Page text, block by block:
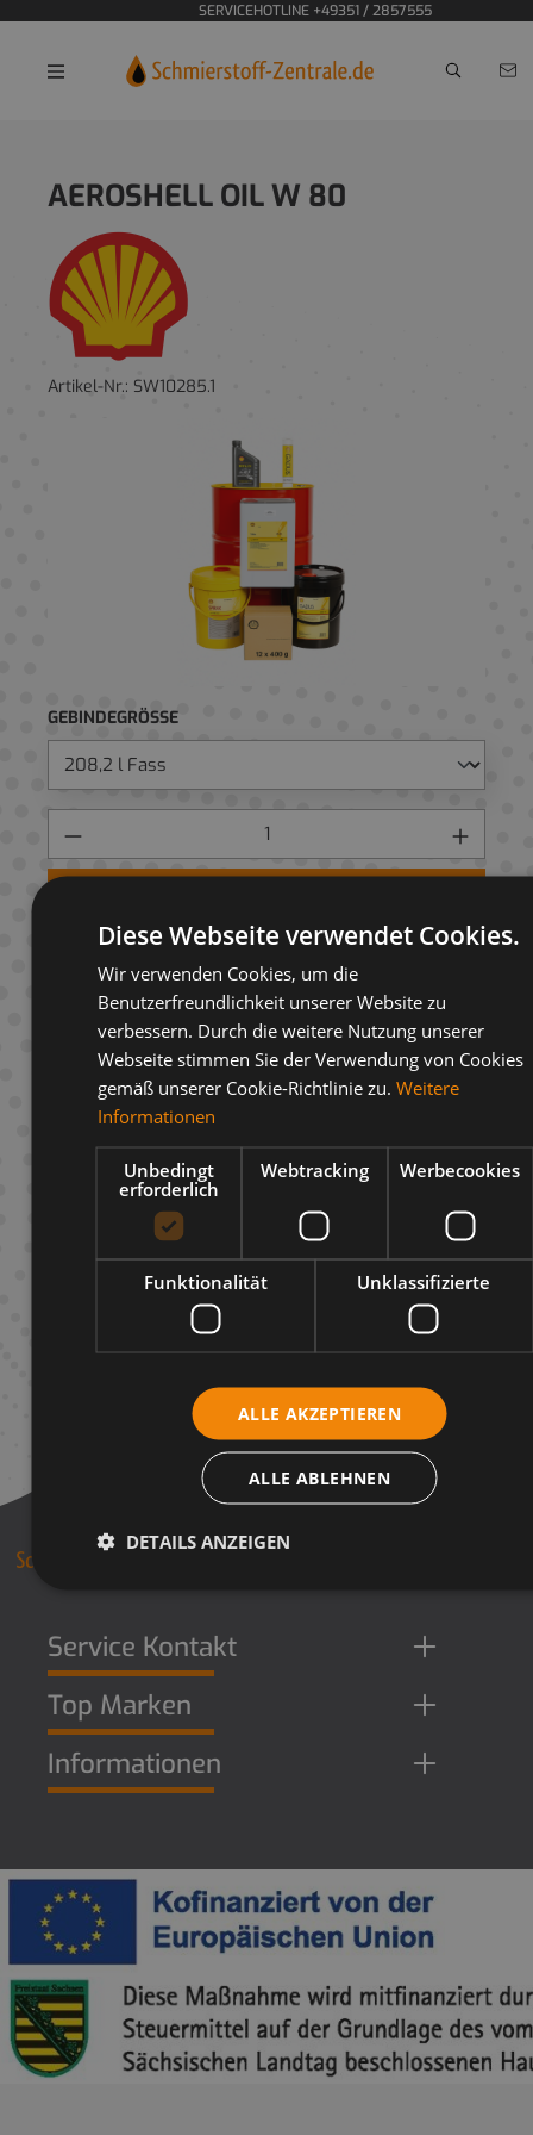
SERVICEHOTLINE +49351 / 2857555
AEROSHELL OIL W 80
Artikel-Nr.: SW10285.1
GEBINDEGRÖSSE
AUF ANFRAGELISTE
Beschreibung
Infos zum Hersteller
Service Kontakt
Top Marken
Informationen
Diese Webseite verwendet Cookies.
Wir verwenden Cookies, um die
Benutzerfreundlichkeit unserer Website zu
verbessern. Durch die weitere Nutzung unserer
Webseite stimmen Sie der Verwendung von Cookies
gemäß unserer Cookie-Richtlinie zu. Weitere
Informationen
Unbedingt
erforderlich
Webtracking Werbecookies
Funktionalität Unklassifizierte
ALLE AKZEPTIEREN
ALLE ABLEHNEN
DETAILS ANZEIGEN